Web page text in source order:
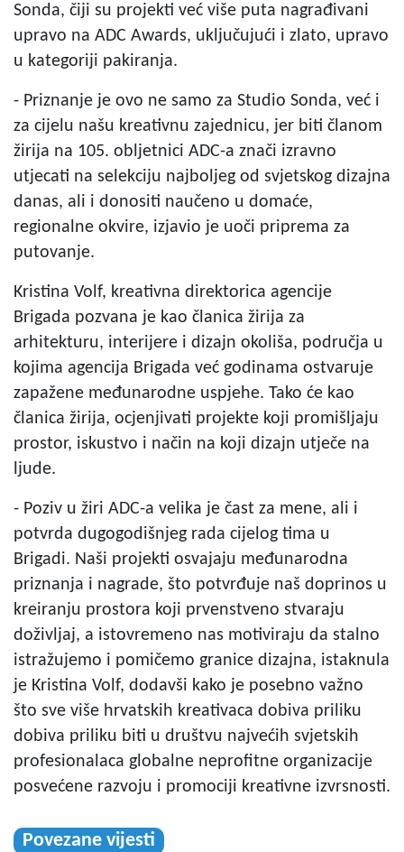
Sonda, čiji su projekti već više puta nagrađivani
upravo na ADC Awards, uključujući i zlato, upravo
u kategoriji pakiranja.
- Priznanje je ovo ne samo za Studio Sonda, već i
za cijelu našu kreativnu zajednicu, jer biti članom
žirija na 105. obljetnici ADC-a znači izravno
utjecati na selekciju najboljeg od svjetskog dizajna
danas, ali i donositi naučeno u domaće,
regionalne okvire, izjavio je uoči priprema za
putovanje.
Kristina Volf, kreativna direktorica agencije
Brigada pozvana je kao članica žirija za
arhitekturu, interijere i dizajn okoliša, područja u
kojima agencija Brigada već godinama ostvaruje
zapažene međunarodne uspjehe. Tako će kao
članica žirija, ocjenjivati projekte koji promišljaju
prostor, iskustvo i način na koji dizajn utječe na
ljude.
- Poziv u žiri ADC-a velika je čast za mene, ali i
potvrda dugogodišnjeg rada cijelog tima u
Brigadi. Naši projekti osvajaju međunarodna
priznanja i nagrade, što potvrđuje naš doprinos u
kreiranju prostora koji prvenstveno stvaraju
doživljaj, a istovremeno nas motiviraju da stalno
istražujemo i pomičemo granice dizajna, istaknula
je Kristina Volf, dodavši kako je posebno važno
što sve više hrvatskih kreativaca dobiva priliku
dobiva priliku biti u društvu najvećih svjetskih
profesionalaca globalne neprofitne organizacije
posvećene razvoju i promociji kreativne izvrsnosti.
Povezane vijesti